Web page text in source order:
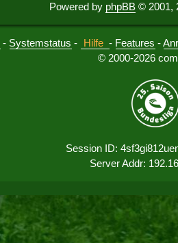
Powered by phpBB © 2001,
- Systemstatus - Hilfe - Features -
© 2000-2026
Session ID:
Server Addr: